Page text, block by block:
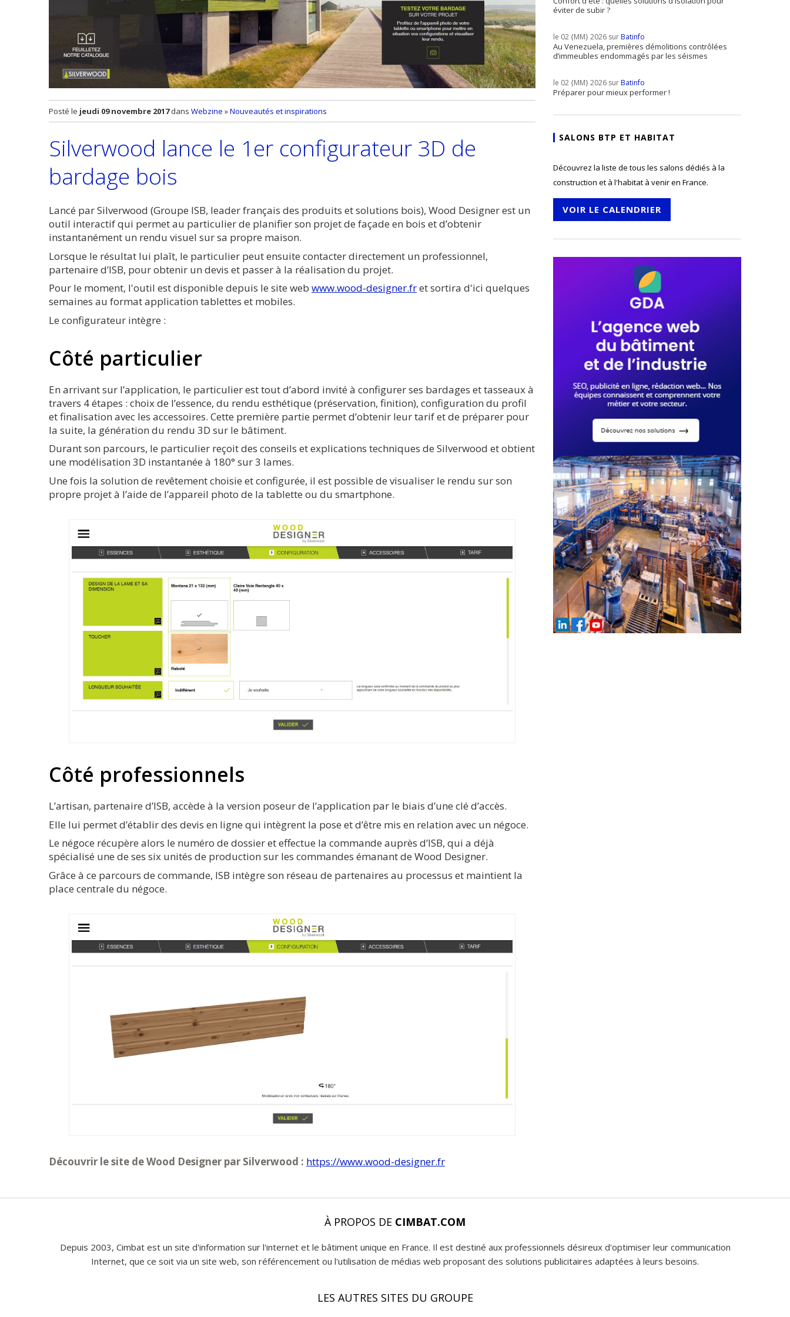
Posté le jeudi 09 novembre 2017 dans Webzine »Nouveautés et inspirations
Silverwood lance le 1er configurateur 3D de
bardage bois
Lancé par Silverwood (Groupe ISB, leader français des produits et solutions bois), Wood Designer est un
outil interactif qui permet au particulier de planifier son projet de façade en bois et d’obtenir
instantanément un rendu visuel sur sa propre maison.
Lorsque le résultat lui plaît, le particulier peut ensuite contacter directement un professionnel,
partenaire d’ISB, pour obtenir un devis et passer à la réalisation du projet.
Pour le moment, l'outil est disponible depuis le site web www.wood-designer.fret sortira d'ici quelques
semaines au format application tablettes et mobiles.
Le configurateur intègre :
Côté particulier
En arrivant sur l’application, le particulier est tout d’abord invité à configurer ses bardages et tasseaux à
travers 4 étapes : choix de l’essence, du rendu esthétique (préservation, finition), configuration du profil
et finalisation avec les accessoires. Cette première partie permet d’obtenir leur tarif et de préparer pour
la suite, la génération du rendu 3D sur le bâtiment.
Durant son parcours, le particulier reçoit des conseils et explications techniques de Silverwood et obtient
une modélisation 3D instantanée à 180° sur 3 lames.
Une fois la solution de revêtement choisie et configurée, il est possible de visualiser le rendu sur son
propre projet à l’aide de l’appareil photo de la tablette ou du smartphone.
Côté professionnels
L’artisan, partenaire d’ISB, accède à la version poseur de l’application par le biais d’une clé d’accès.
Elle lui permet d’établir des devis en ligne qui intègrent la pose et d’être mis en relation avec un négoce.
Le négoce récupère alors le numéro de dossier et effectue la commande auprès d’ISB, qui a déjà
spécialisé une de ses six unités de production sur les commandes émanant de Wood Designer.
Grâce à ce parcours de commande, ISB intègre son réseau de partenaires au processus et maintient la
place centrale du négoce.
Découvrir le site de Wood Designer par Silverwood : https://www.wood-designer.fr
éviter de subir ?
le 02 {MM} 2026 surBatinfo
Au Venezuela, premières démolitions contrôlées
d’immeubles endommagés par les séismes
le 02 {MM} 2026 surBatinfo
Préparer pour mieux performer !
SALONS BTP ET HABITAT
Découvrez la liste de tous les salons dédiés à la
construction et à l'habitat à venir en France.
VOIR LE CALENDRIER
À PROPOS DE CIMBAT.COM
Depuis 2003, Cimbat est un site d'information sur l'internet et le bâtiment unique en France. Il est destiné aux professionnels désireux d'optimiser leur communication
Internet, que ce soit via un site web, son référencement ou l'utilisation de médias web proposant des solutions publicitaires adaptées à leurs besoins.
LES AUTRES SITES DU GROUPE